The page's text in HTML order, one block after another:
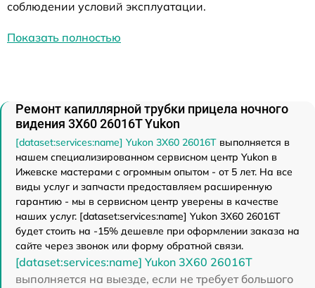
соблюдении условий эксплуатации.
Показать полностью
Ремонт капиллярной трубки прицела ночного
видения 3Х60 26016Т Yukon
[dataset:services:name] Yukon 3Х60 26016Т выполняется в
нашем специализированном сервисном центр Yukon в
Ижевске мастерами с огромным опытом - от 5 лет. На все
виды услуг и запчасти предоставляем расширенную
гарантию - мы в сервисном центр уверены в качестве
наших услуг. [dataset:services:name] Yukon 3Х60 26016Т
будет стоить на -15% дешевле при оформлении заказа на
сайте через звонок или форму обратной связи.
[dataset:services:name] Yukon 3Х60 26016Т
выполняется на выезде, если не требует большого